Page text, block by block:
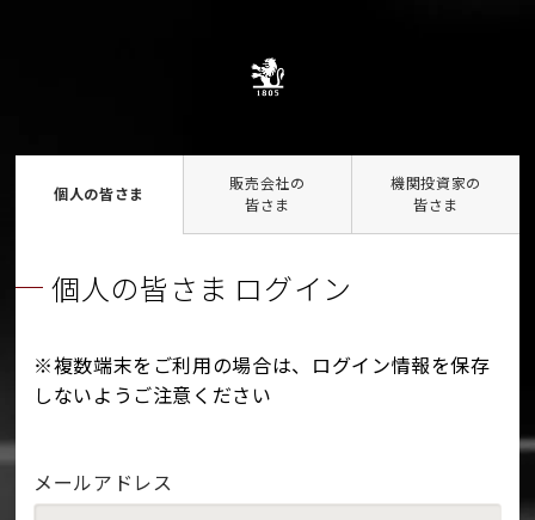
個人の皆さま
販売会社の
皆さま
機関投資家の
皆さま
個人の皆さま ログイン
※複数端末をご利用の場合は、ログイン情報を保存
しないようご注意ください
メールアドレス